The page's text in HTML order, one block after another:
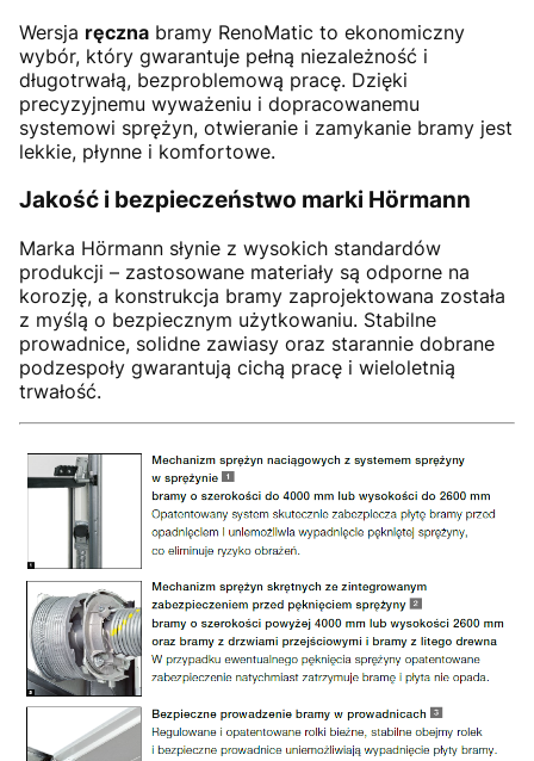
Wersja ręczna bramy RenoMatic to ekonomiczny
wybór, który gwarantuje pełną niezależność i
długotrwałą, bezproblemową pracę. Dzięki
precyzyjnemu wyważeniu i dopracowanemu
systemowi sprężyn, otwieranie i zamykanie bramy jest
lekkie, płynne i komfortowe.
Jakość i bezpieczeństwo marki Hörmann
Marka Hörmann słynie z wysokich standardów
produkcji – zastosowane materiały są odporne na
korozję, a konstrukcja bramy zaprojektowana została
z myślą o bezpiecznym użytkowaniu. Stabilne
prowadnice, solidne zawiasy oraz starannie dobrane
podzespoły gwarantują cichą pracę i wieloletnią
trwałość.